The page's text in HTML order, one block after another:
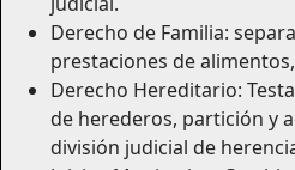
Derecho de Familia:
prestaciones de
Derecho Hereditario:
de herederos, partición y
división judicial de